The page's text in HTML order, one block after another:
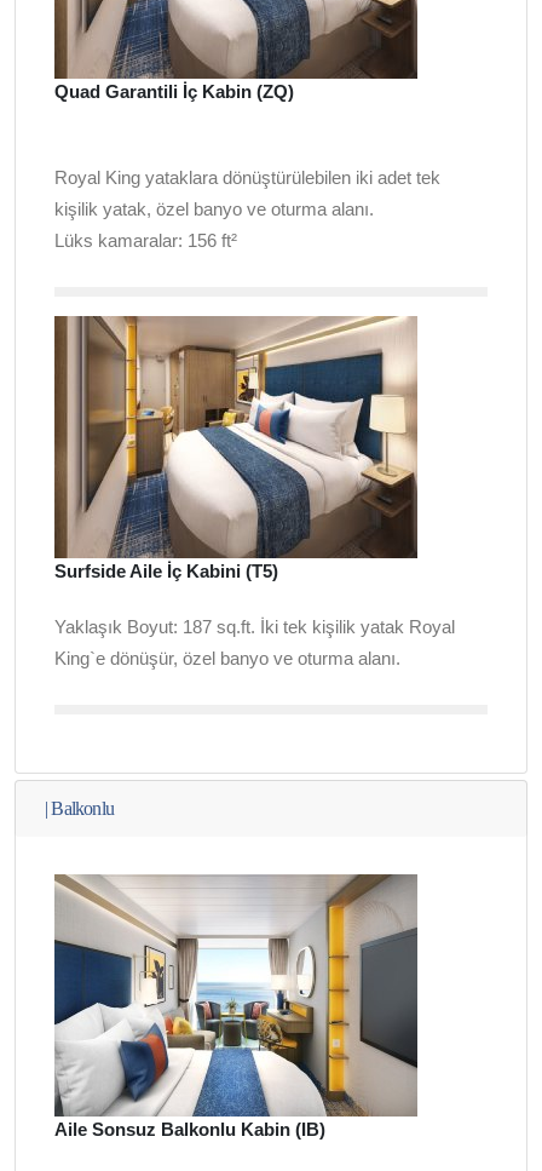
Quad Garantili İç Kabin (ZQ)
Royal King yataklara dönüştürülebilen iki adet tek
kişilik yatak, özel banyo ve oturma alanı.
Lüks kamaralar: 156 ft²
Surfside Aile İç Kabini (T5)
Yaklaşık Boyut: 187 sq.ft. İki tek kişilik yatak Royal
King`e dönüşür, özel banyo ve oturma alanı.
|Balkonlu
Aile Sonsuz Balkonlu Kabin (IB)